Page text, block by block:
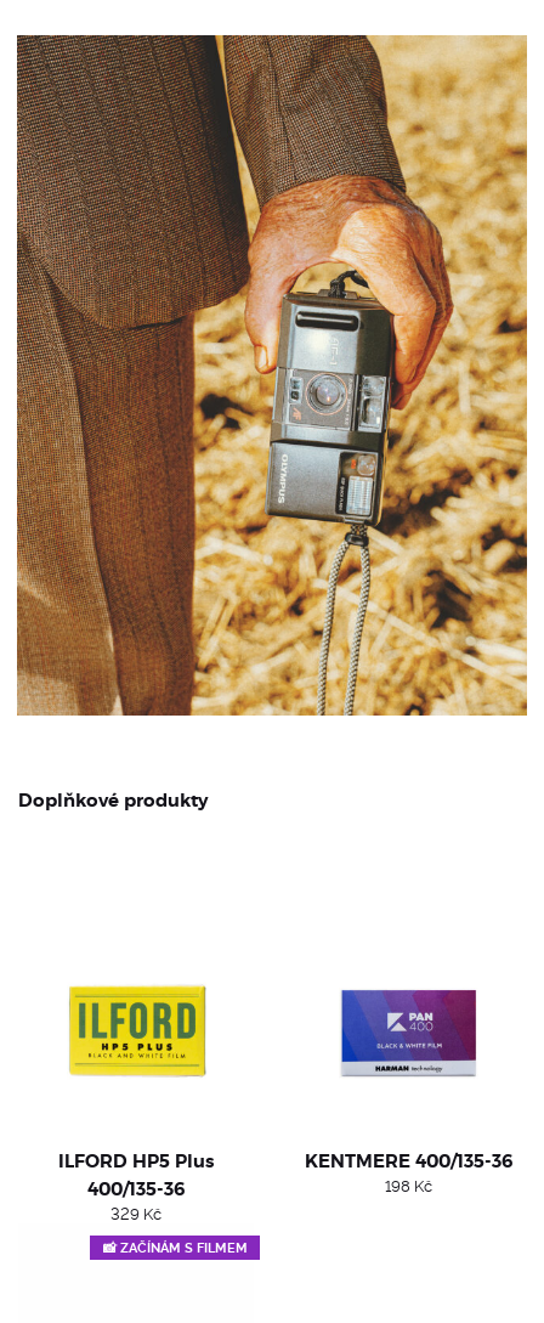
Doplňkové produkty
ILFORD HP5 Plus
400/135-36
329 Kč
KENTMERE 400/135-36
198 Kč
📸 ZAČÍNÁM S FILMEM